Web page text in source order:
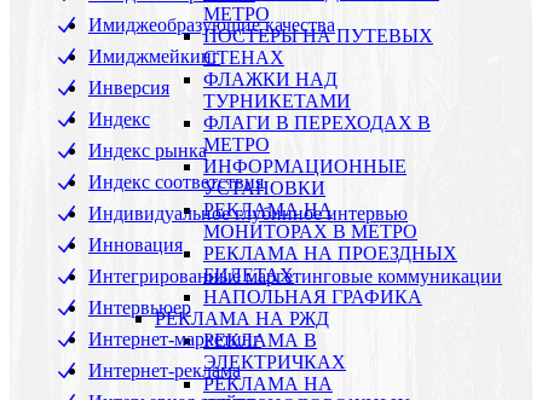
МЕТРО
ПОСТЕРЫ НА ПУТЕВЫХ
СТЕНАХ
ФЛАЖКИ НАД
ТУРНИКЕТАМИ
ФЛАГИ В ПЕРЕХОДАХ В
МЕТРО
ИНФОРМАЦИОННЫЕ
УСТАНОВКИ
РЕКЛАМА НА
МОНИТОРАХ В МЕТРО
РЕКЛАМА НА ПРОЕЗДНЫХ
БИЛЕТАХ
НАПОЛЬНАЯ ГРАФИКА
РЕКЛАМА НА РЖД
РЕКЛАМА В
ЭЛЕКТРИЧКАХ
РЕКЛАМА НА
Имиджеобразующие качества
Имиджмейкинг
Инверсия
Индекс
Индекс рынка
Индекс соответствия
Индивидуальное глубинное интервью
Инновация
Интегрированные маргетинговые коммуникации
Интервьюер
Интернет-маркетинг
Интернет-реклама